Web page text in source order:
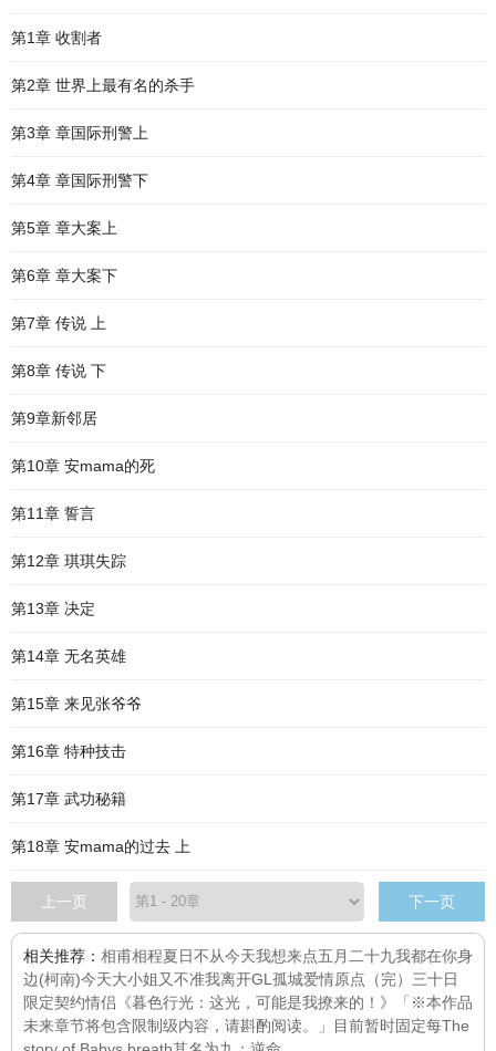
第1章 收割者
第2章 世界上最有名的杀手
第3章 章国际刑警上
第4章 章国际刑警下
第5章 章大案上
第6章 章大案下
第7章 传说 上
第8章 传说 下
第9章新邻居
第10章 安mama的死
第11章 誓言
第12章 琪琪失踪
第13章 决定
第14章 无名英雄
第15章 来见张爷爷
第16章 特种技击
第17章 武功秘籍
第18章 安mama的过去 上
上一页 下一页
相关推荐： 相甫相程夏日不从今天我想来点五月二十九我都在你身
边(柯南)今天大小姐又不准我离开GL 孤城爱情原点（完） 三十日
限定契约情侣 《暮色行光：这光，可能是我撩来的！》「※本作品
未来章节将包含限制级内容，请斟酌阅读。」目前暂时固定每The